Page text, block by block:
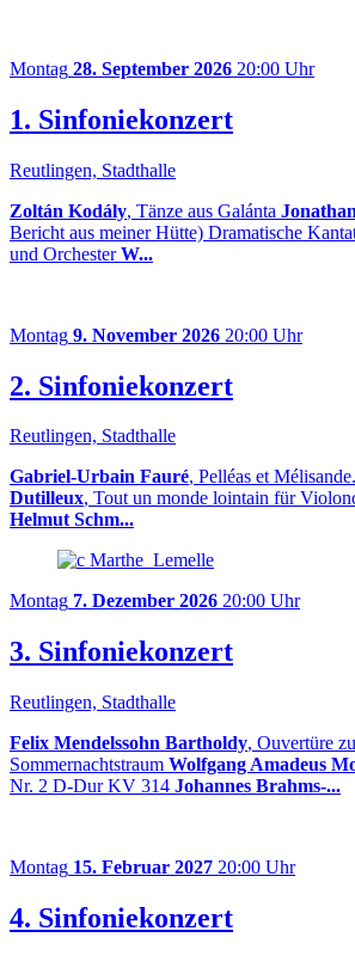
Montag 28. September 2026 20:00 Uhr
1. Sinfoniekonzert
Reutlingen, Stadthalle
Zoltán Kodály, Tänze aus Galánta
Bericht aus meiner Hütte) Dramatische
und OrchesterW...
Montag 9. November 2026 20:00 Uhr
2. Sinfoniekonzert
Reutlingen, Stadthalle
Gabriel-Urbain Fauré, Pelléas et
Dutilleux, Tout un monde lointain für
Helmut Schm...
Montag 7. Dezember 2026 20:00 Uhr
3. Sinfoniekonzert
Reutlingen, Stadthalle
Felix Mendelssohn Bartholdy, Ouvertüre
Sommernachtstraum Wolfgang Amadeus
Nr. 2 D-Dur KV 314 Johannes Brahms-...
Montag 15. Februar 2027 20:00 Uhr
4. Sinfoniekonzert